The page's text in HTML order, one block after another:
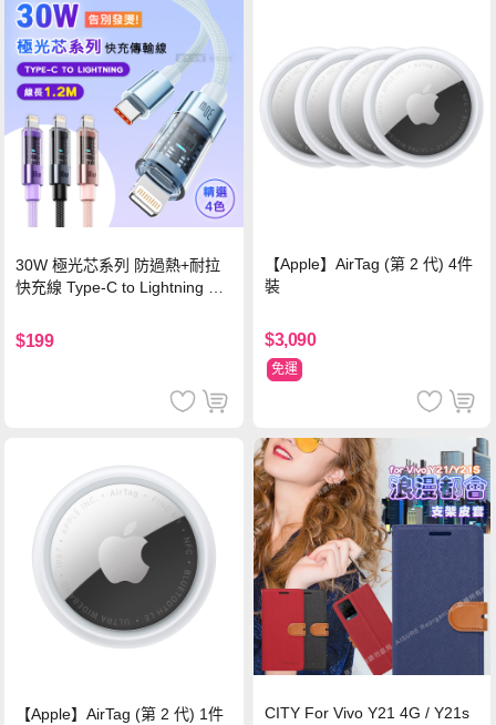
30W 極光芯系列 防過熱+耐拉
快充線 Type-C to Lightning 傳
$199
【Apple】AirTag (第 2 代) 4件
裝
$3,090
免運
【Apple】AirTag (第 2 代) 1件
CITY For Vivo Y21 4G / Y21s